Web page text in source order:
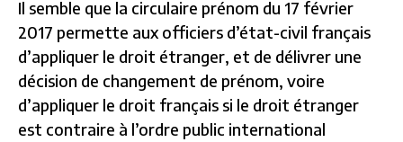
Il semble que la circulaire prénom du 17 février
2017 permette aux officiers d’état-civil français
d’appliquer le droit étranger, et de délivrer une
décision de changement de prénom, voire
d’appliquer le droit français si le droit étranger
est contraire à l’ordre public international